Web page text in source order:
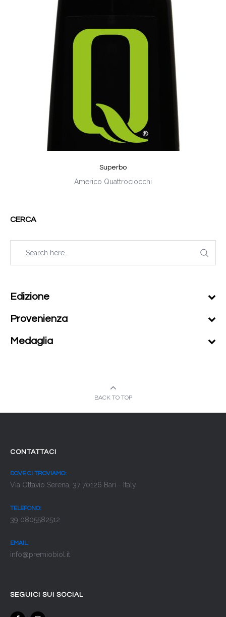
Superbo
Americo Quattrociocchi
CERCA
Edizione
Provenienza
Medaglia
BACK TO TOP
CONTATTACI
DOVE CI TROVIAMO:
Via Ottavio Serena, 37 70126 Bari - Italy
TELEFONO:
39 0805582512
EMAIL:
info@premiobiol.it
SEGUICI SUI SOCIAL